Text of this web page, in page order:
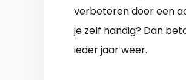
verbeteren door een
je zelf handig? Dan
ieder jaar weer.